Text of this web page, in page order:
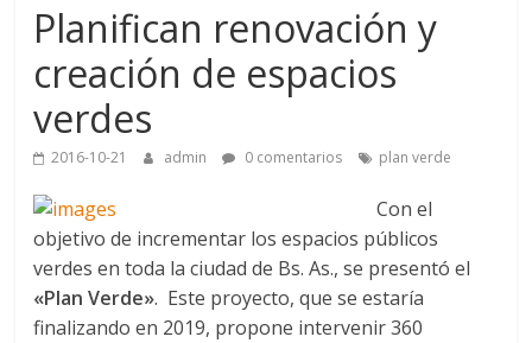
Planifican renovación y
creación de espacios
verdes
2016-10-21 admin 0 comentarios plan verde
Con el
objetivo de incrementar los espacios públicos
verdes en toda la ciudad de Bs. As., se presentó el
«Plan Verde». Este proyecto, que se estaría
finalizando en 2019, propone intervenir 360